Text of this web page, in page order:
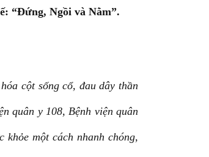
“Đứng, Ngồi và Nằm”.
cột sống cổ, đau dây thần
quân y 108, Bệnh viện quân
một cách nhanh chóng,